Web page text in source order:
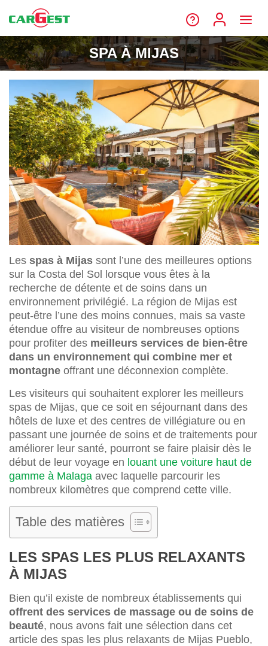
SPA À MIJAS
Les spas à Mijas sont l’une des meilleures options
sur la Costa del Sol lorsque vous êtes à la
recherche de détente et de soins dans un
environnement privilégié. La région de Mijas est
peut-être l’une des moins connues, mais sa vaste
étendue offre au visiteur de nombreuses options
pour profiter des meilleurs services de bien-être
dans un environnement qui combine mer et
montagne offrant une déconnexion complète.
Les visiteurs qui souhaitent explorer les meilleurs
spas de Mijas, que ce soit en séjournant dans des
hôtels de luxe et des centres de villégiature ou en
passant une journée de soins et de traitements pour
améliorer leur santé, pourront se faire plaisir dès le
début de leur voyage en louant une voiture haut de
gamme à Malaga avec laquelle parcourir les
nombreux kilomètres que comprend cette ville.
Table des matières
LES SPAS LES PLUS RELAXANTS
À MIJAS
Bien qu’il existe de nombreux établissements qui
offrent des services de massage ou de soins de
beauté, nous avons fait une sélection dans cet
article des spas les plus relaxants de Mijas Pueblo,